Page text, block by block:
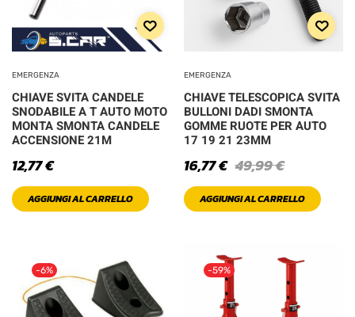
EMERGENZA
CHIAVE SVITA CANDELE
SNODABILE A T AUTO MOTO
MONTA SMONTA CANDELE
ACCENSIONE 21M
12,77€
AGGIUNGI AL CARRELLO
EMERGENZA
CHIAVE TELESCOPICA SVITA
BULLONI DADI SMONTA
GOMME RUOTE PER AUTO
17 19 21 23MM
49,99€
16,77€
AGGIUNGI AL CARRELLO
-6% -59%